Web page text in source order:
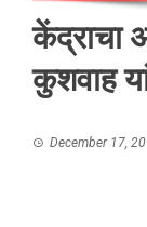
केंद्राचा
कुशवाह
December 17,